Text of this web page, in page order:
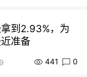
到2.93%，为
准备
441 0